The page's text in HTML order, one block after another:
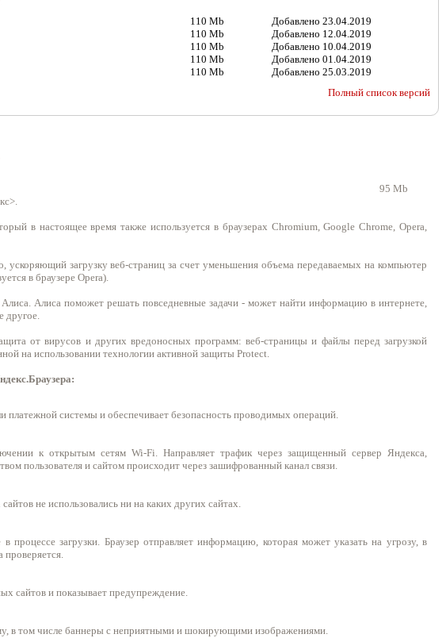
110 Mb Добавлено 23.04.2019
110 Mb Добавлено 12.04.2019
110 Mb Добавлено 10.04.2019
110 Mb Добавлено 01.04.2019
110 Mb Добавлено 25.03.2019
Полный список версий
95 Mb
в настоящее время также используется в браузерах Chromium, Google Chrome, Opera,
загрузку веб-страниц за счет уменьшения объема передаваемых на компьютер
в браузере Opera).
Алиса поможет решать повседневные задачи - может найти информацию в интернете,
другое.
от вирусов и других вредоносных программ: веб-страницы и файлы перед загрузкой
на использовании технологии активной защиты Protect.
платежной системы и обеспечивает безопасность проводимых операций.
к открытым сетям Wi-Fi. Направляет трафик через защищенный сервер Яндекса,
пользователя и сайтом происходит через зашифрованный канал связи.
не использовались ни на каких других сайтах.
процессе загрузки. Браузер отправляет информацию, которая может указать на угрозу, в
проверяется.
сайтов и показывает предупреждение.
в том числе баннеры с неприятными и шокирующими изображениями.